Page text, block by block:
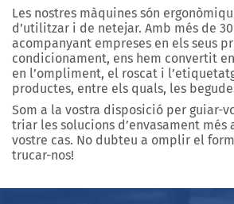
Les nostres màquines són
d’utilitzar i de netejar. Amb més de
acompanyant empreses en els seus
condicionament, ens hem convertit
en l’ompliment, el roscat i
productes, entre els quals, les
Som a la vostra disposició per guiar-
triar les solucions d’envasament més
vostre cas. No dubteu a omplir el
trucar-nos!